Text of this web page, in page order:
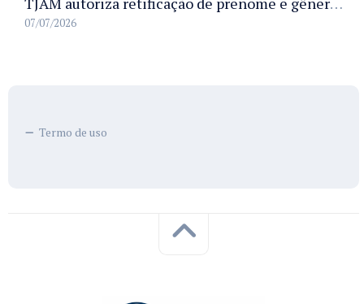
07/07/2026
Termo de uso